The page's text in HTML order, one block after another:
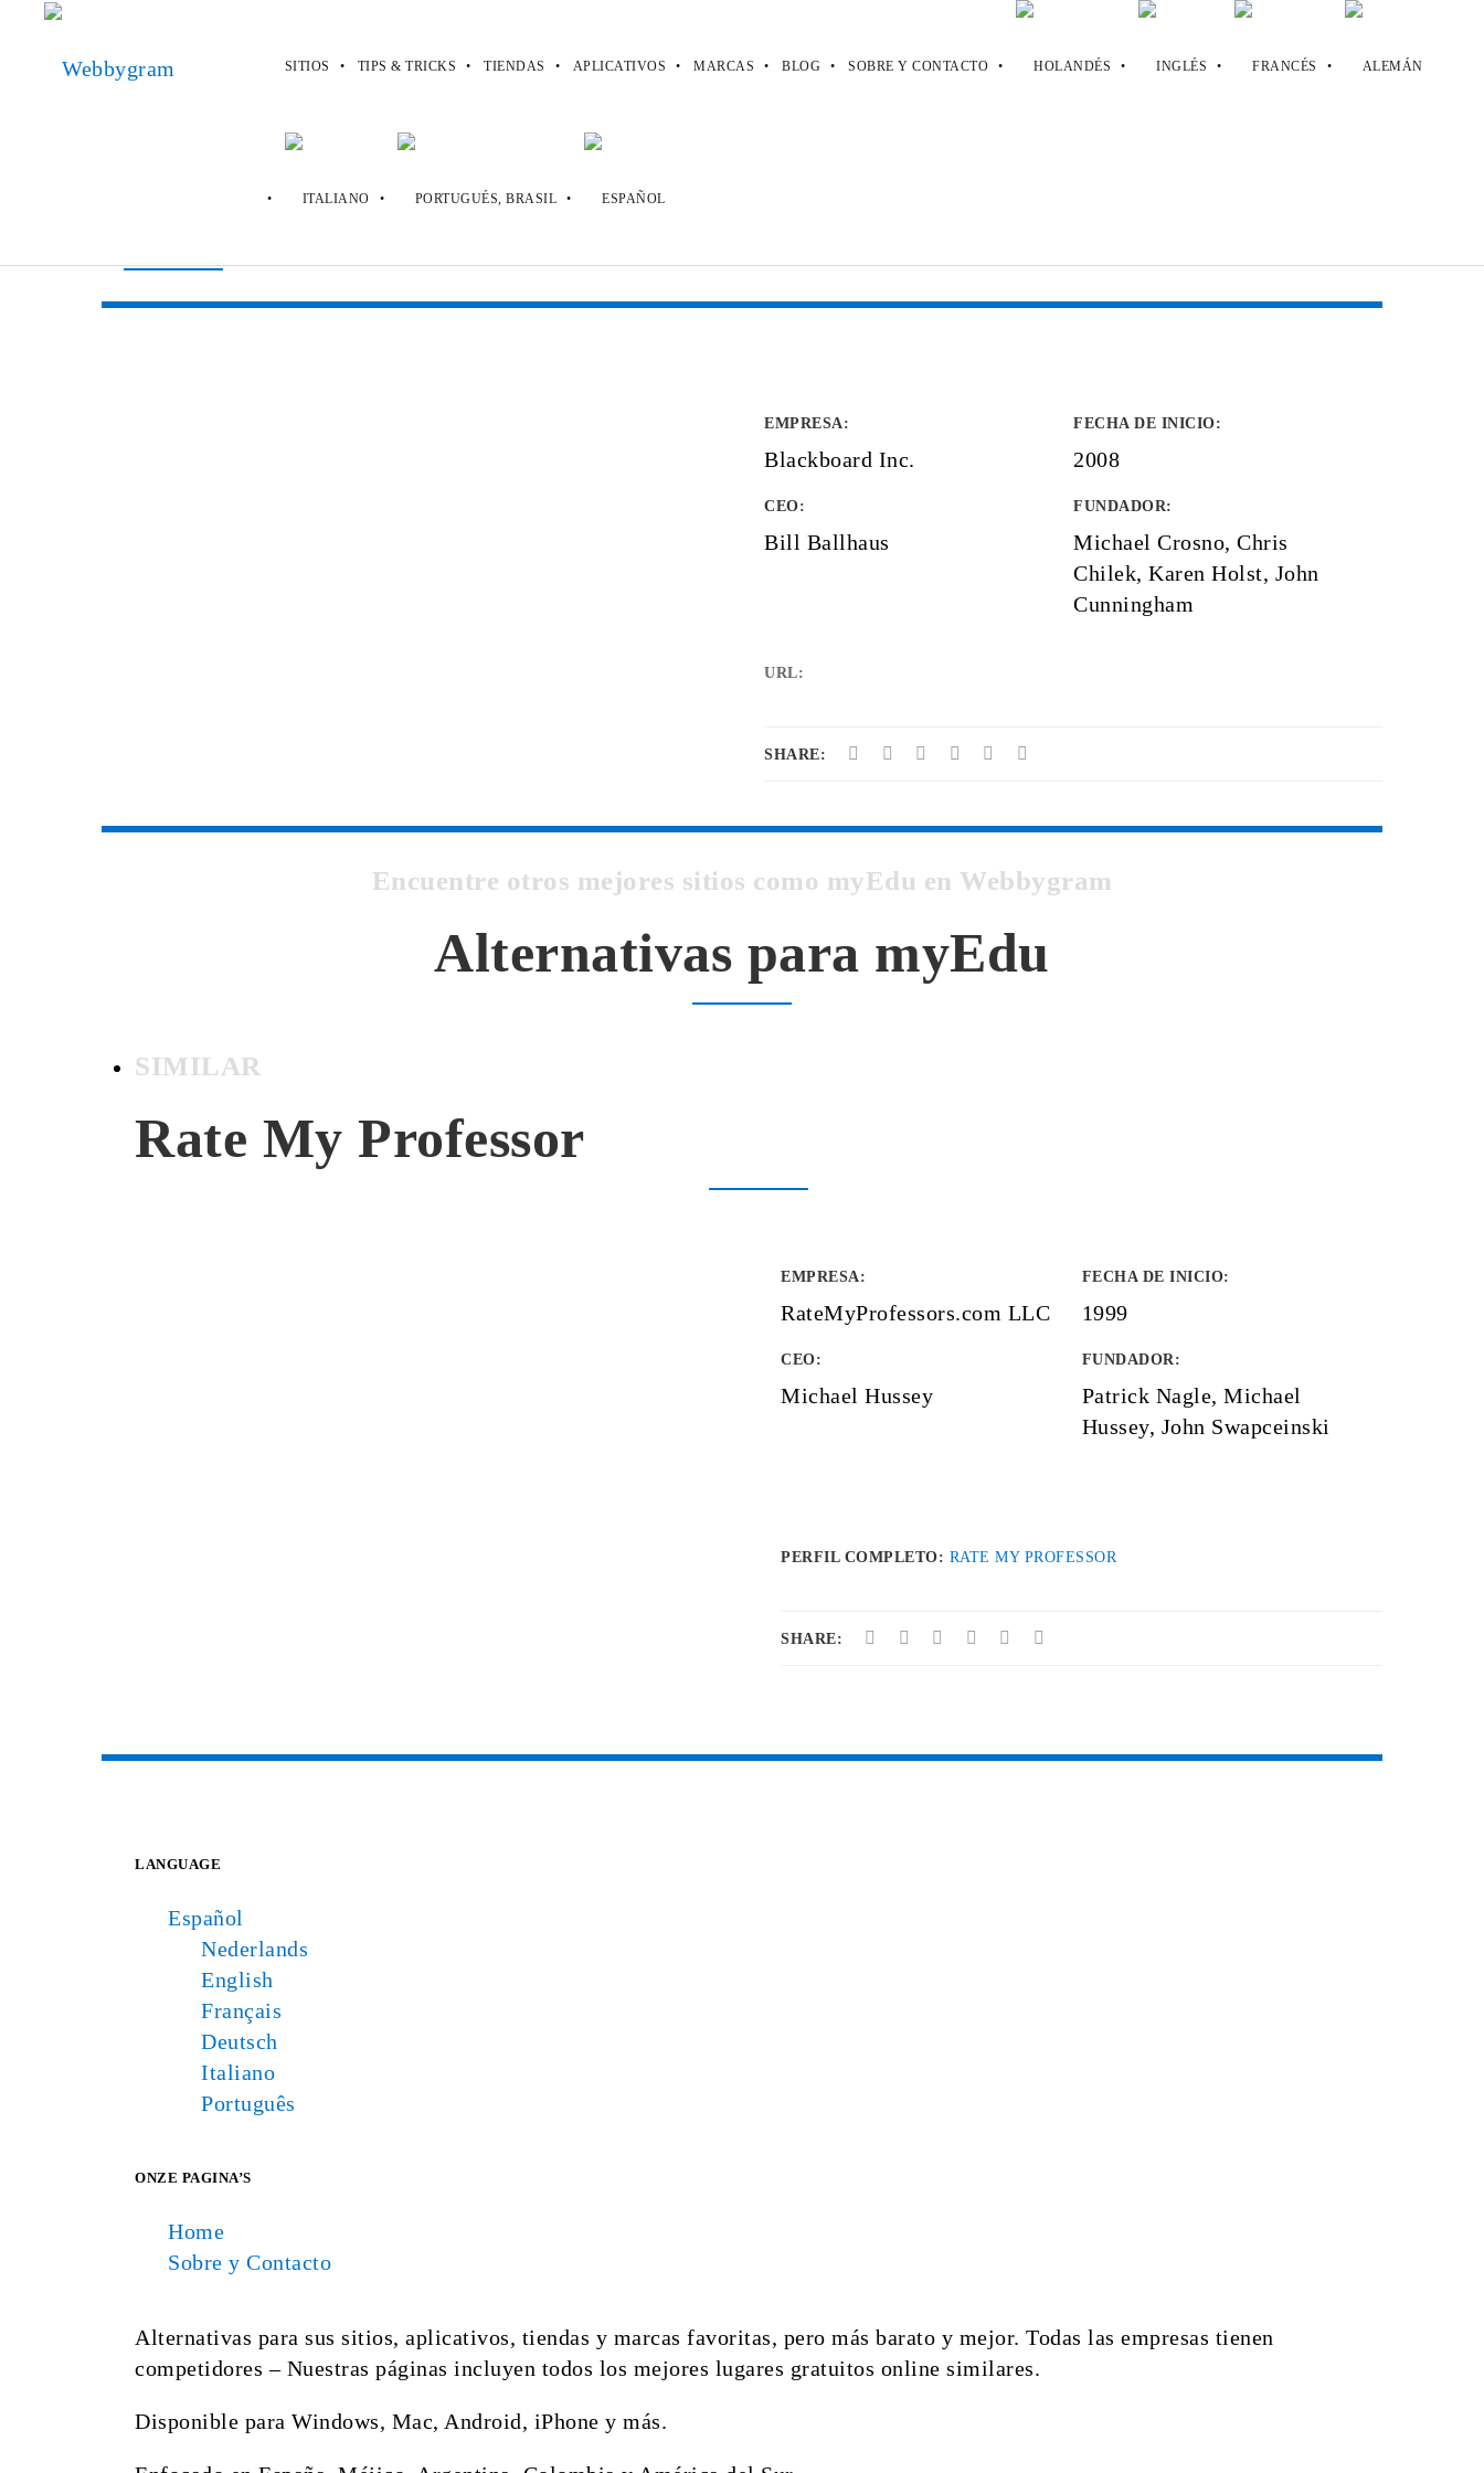
SITIOS TIPS & TRICKS TIENDAS APLICATIVOS MARCAS BLOG SOBRE Y CONTACTO
myEdu
EMPRESA:
Blackboard Inc.
FECHA DE INICIO:
2008
CEO:
Bill Ballhaus
FUNDADOR:
Michael Crosno, Chris
Chilek, Karen Holst, John
Cunningham
URL:
SHARE:
Encuentre otros mejores sitios como myEdu en Webbygram
Alternativas para myEdu
SIMILAR
Rate My Professor
EMPRESA:
RateMyProfessors.com LLC
FECHA DE INICIO:
1999
CEO:
Michael Hussey
FUNDADOR:
Patrick Nagle, Michael
Hussey, John Swapceinski
PERFIL COMPLETO: RATE MY PROFESSOR
SHARE:
LANGUAGE
Español
Nederlands
English
Français
Deutsch
Italiano
Português
ONZE PAGINA’S
Home
Sobre y Contacto
Alternativas para sus sitios, aplicativos, tiendas y marcas favoritas, pero más barato y mejor. Todas las empresas tienen
competidores – Nuestras páginas incluyen todos los mejores lugares gratuitos online similares.
Disponible para Windows, Mac, Android, iPhone y más.